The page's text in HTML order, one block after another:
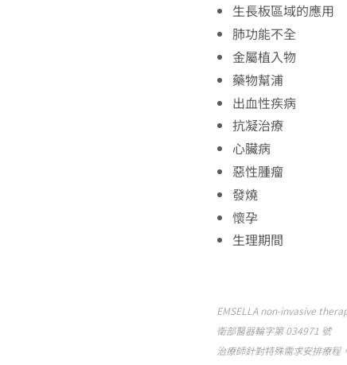
生長板區域的應用
肺功能不全
金屬植入物
藥物幫浦
出血性疾病
抗凝治療
心臟病
惡性腫瘤
發燒
懷孕
生理期間
EMSELLA non-invasive
衛部醫器輪字第 034971 號
治療師針對特殊需求安排療程